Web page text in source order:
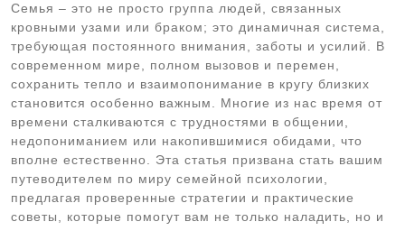
Семья – это не просто группа людей, связанных
кровными узами или браком; это динамичная система,
требующая постоянного внимания, заботы и усилий. В
современном мире, полном вызовов и перемен,
сохранить тепло и взаимопонимание в кругу близких
становится особенно важным. Многие из нас время от
времени сталкиваются с трудностями в общении,
недопониманием или накопившимися обидами, что
вполне естественно. Эта статья призвана стать вашим
путеводителем по миру семейной психологии,
предлагая проверенные стратегии и практические
советы, которые помогут вам не только наладить, но и